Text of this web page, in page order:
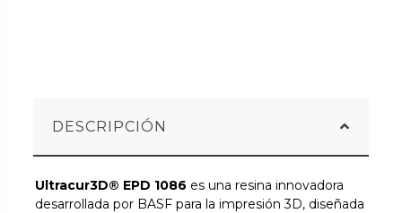
DESCRIPCIÓN
Ultracur3D® EPD 1086 es una resina innovadora
desarrollada por BASF para la impresión 3D, diseñada